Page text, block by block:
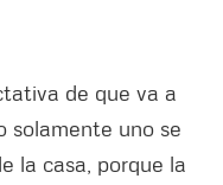
de que va a
solamente uno se
la casa, porque la